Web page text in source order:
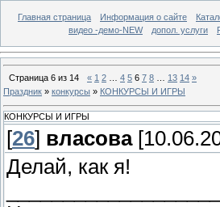
Главная страница Информация о сайте
видео -демо-NEW
допол. услуги
Страница 6 из 14 « 1 2 4 5 6 7 8 13 14 »
Праздник » конкурсы » КОНКУРСЫ И ИГРЫ
КОНКУРСЫ И ИГРЫ
[26] власова
Делай, как я!